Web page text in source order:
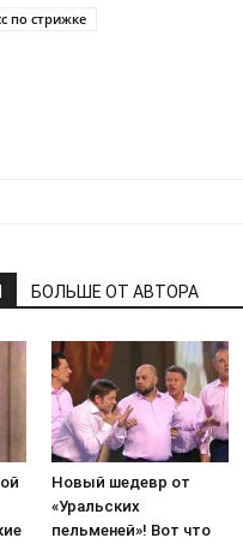
по стрижке
БОЛЬШЕ ОТ АВТОРА
Новый шедевр от
«Уральских
пельменей»! Вот что